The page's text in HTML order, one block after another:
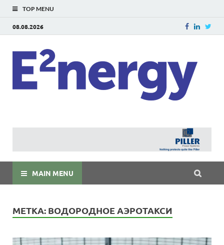
TOP MENU
08.08.2026
MAIN MENU
МЕТКА: ВОДОРОДНОЕ АЭРОТАКСИ